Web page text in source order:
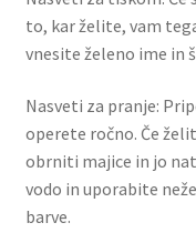
to, kar želite, vam
vnesite želeno ime in
Nasveti za pranje:
operete ročno. Če
obrniti majice in jo
vodo in uporabite
barve.